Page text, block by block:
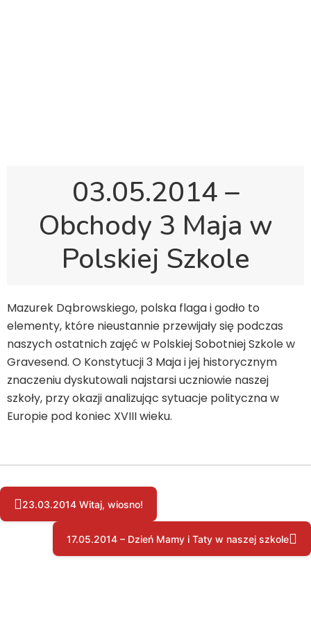
03.05.2014 –
Obchody 3 Maja w
Polskiej Szkole
Mazurek Dąbrowskiego, polska flaga i godło to
elementy, które nieustannie przewijały się podczas
naszych ostatnich zajęć w Polskiej Sobotniej Szkole w
Gravesend. O Konstytucji 3 Maja i jej historycznym
znaczeniu dyskutowali najstarsi uczniowie naszej
szkoły, przy okazji analizując sytuacje polityczna w
Europie pod koniec XVIII wieku.
23.03.2014 Witaj, wiosno!
17.05.2014 – Dzień Mamy i Taty w naszej szkole